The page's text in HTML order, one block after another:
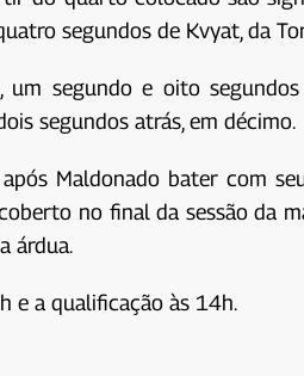
segundos de Kvyat, da
segundo e oito
segundos atrás, em décimo.
Maldonado bater com
no final da sessão da
árdua.
e a qualificação às 14h.